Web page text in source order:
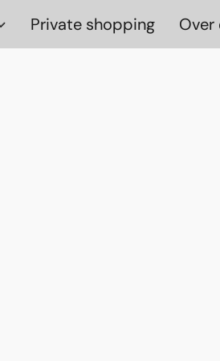
Private shopping Over